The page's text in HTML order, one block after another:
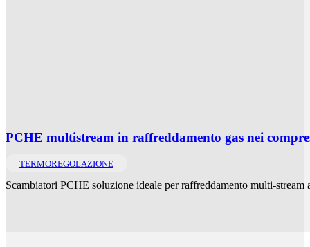
PCHE multistream in raffreddamento gas nei
TERMOREGOLAZIONE
Scambiatori PCHE soluzione ideale per raffreddamento multi-